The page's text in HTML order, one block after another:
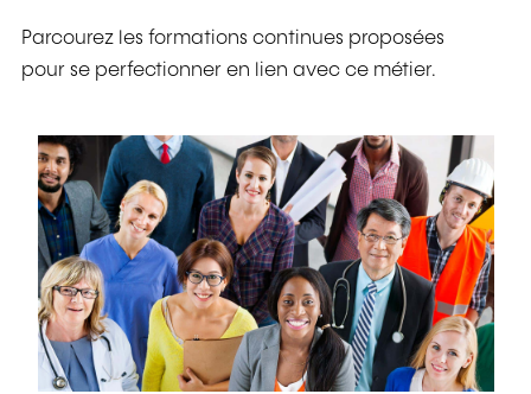
Parcourez les formations continues proposées
pour se perfectionner en lien avec ce métier.